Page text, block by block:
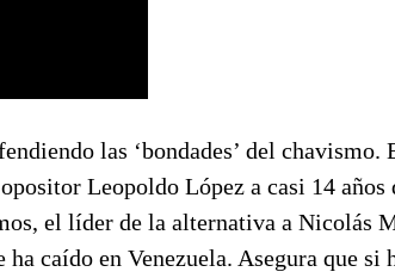
las ‘bondades’ del
Leopoldo López a casi 14 años
el líder de la alternativa a Nicolás
caído en Venezuela. Asegura que si